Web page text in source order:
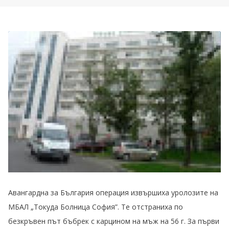
Авангардна за България операция извършиха уролозите на
МБАЛ „Токуда Болница София”. Те отстраниха по
безкръвен път бъбрек с карцином на мъж на 56 г. За първи